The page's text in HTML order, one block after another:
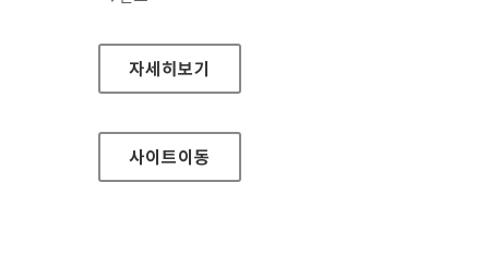
국립춘천병원 홈페이지
자세히보기
사이트이동